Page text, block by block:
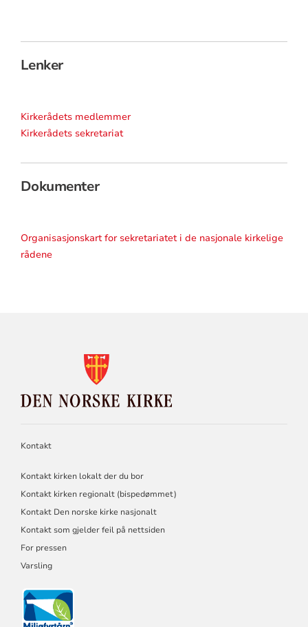
Lenker
Kirkerådets medlemmer
Kirkerådets sekretariat
Dokumenter
Organisasjonskart for sekretariatet i de nasjonale kirkelige
rådene
NORSKE
KIRKE
Kontakt
Kontakt kirken lokalt der du bor
Kontakt kirken regionalt (bispedømmet)
Kontakt Den norske kirke nasjonalt
Kontakt som gjelder feil på nettsiden
For pressen
Varsling